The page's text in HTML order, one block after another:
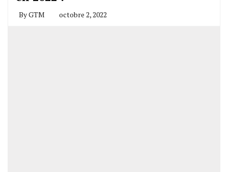
ByGTM octobre 2, 2022